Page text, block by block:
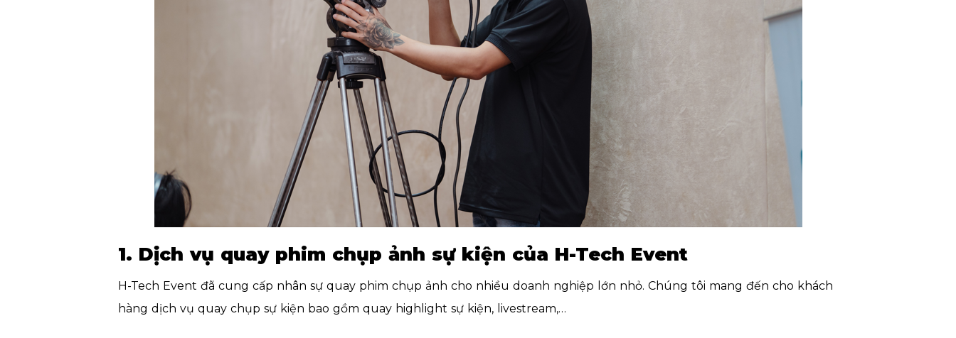
1. Dịch vụ quay phim chụp ảnh sự kiện của H-Tech Event
H-Tech Event đã cung cấp nhân sự quay phim chụp ảnh cho nhiều doanh nghiệp lớn nhỏ. Chúng tôi mang đến cho khách
hàng dịch vụ quay chụp sự kiện bao gồm quay highlight sự kiện, livestream,…